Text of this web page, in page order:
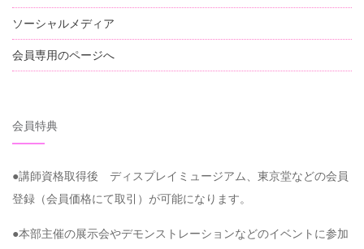
ソーシャルメディア
会員専用のページへ
会員特典
●講師資格取得後 ディスプレイミュージアム、東京堂などの会員
登録（会員価格にて取引）が可能になります。
●本部主催の展示会やデモンストレーションなどのイベントに参加